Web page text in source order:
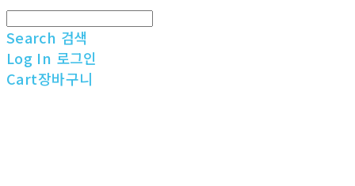
Search 검색
Log In 로그인
Cart장바구니